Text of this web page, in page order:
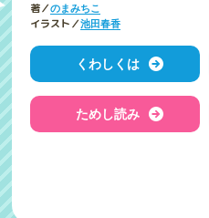
著／のまみちこ
イラスト／池田春香
くわしくは
ためし読み